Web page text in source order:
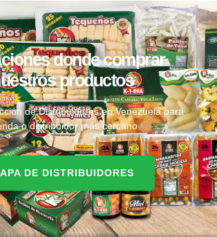
donde comprar
productos
de Distribuidores en Venezuela para
o distribuidor más cercano
DE DISTRIBUIDORES